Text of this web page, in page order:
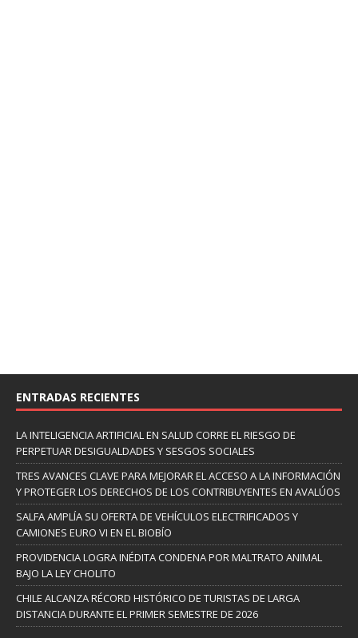
ENTRADAS RECIENTES
LA INTELIGENCIA ARTIFICIAL EN SALUD CORRE EL RIESGO DE
PERPETUAR DESIGUALDADES Y SESGOS SOCIALES
TRES AVANCES CLAVE PARA MEJORAR EL ACCESO A LA INFORMACIÓN
Y PROTEGER LOS DERECHOS DE LOS CONTRIBUYENTES EN AVALÚOS
SALFA AMPLÍA SU OFERTA DE VEHÍCULOS ELECTRIFICADOS Y
CAMIONES EURO VI EN EL BIOBÍO
PROVIDENCIA LOGRA INÉDITA CONDENA POR MALTRATO ANIMAL
BAJO LA LEY CHOLITO
CHILE ALCANZA RÉCORD HISTÓRICO DE TURISTAS DE LARGA
DISTANCIA DURANTE EL PRIMER SEMESTRE DE 2026